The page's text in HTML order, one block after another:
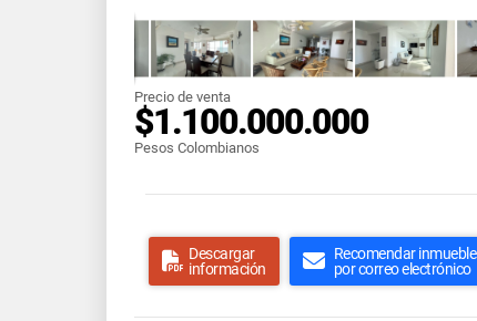
Precio de venta
$1.100.000.000
Pesos Colombianos
Descargar
información
Recomendar inmueble
por correo electrónico